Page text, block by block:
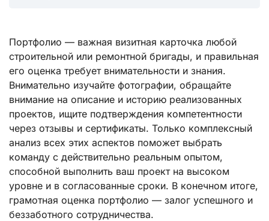
Портфолио — важная визитная карточка любой
строительной или ремонтной бригады, и правильная
его оценка требует внимательности и знания.
Внимательно изучайте фотографии, обращайте
внимание на описание и историю реализованных
проектов, ищите подтверждения компетентности
через отзывы и сертификаты. Только комплексный
анализ всех этих аспектов поможет выбрать
команду с действительно реальным опытом,
способной выполнить ваш проект на высоком
уровне и в согласованные сроки. В конечном итоге,
грамотная оценка портфолио — залог успешного и
беззаботного сотрудничества.